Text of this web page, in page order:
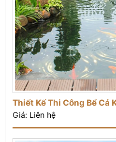
Thiết Kế Thi Công Bể Cá
Giá: Liên hệ